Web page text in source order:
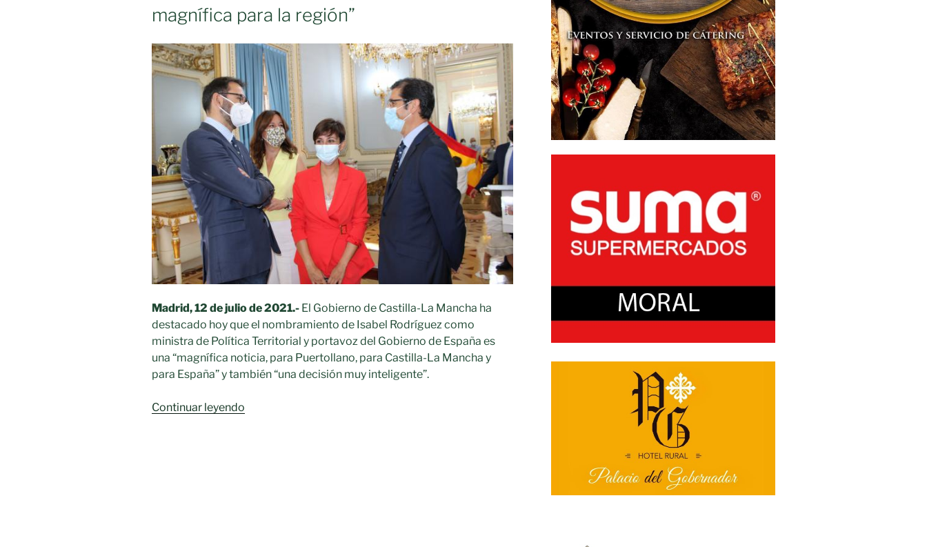
magnífica para la región”
Madrid, 12 de julio de 2021.- El Gobierno de Castilla-La Mancha ha
destacado hoy que el nombramiento de Isabel Rodríguez como
ministra de Política Territorial y portavoz del Gobierno de España es
una “magnífica noticia, para Puertollano, para Castilla-La Mancha y
para España” y también “una decisión muy inteligente”.
Continuar leyendo